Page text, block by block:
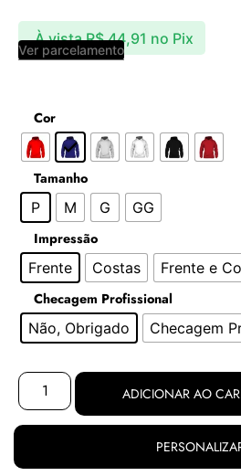
À vista R$44,91 no Pix
Ver parcelamento
Cor
Tamanho
P
M G
GG
Impressão
Frente
Costas
Frente e
Checagem Profissional
Não, Obrigado
Checagem
ADICIONAR AO